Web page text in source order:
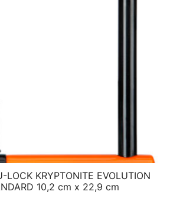
LOCK KRYPTONITE EVOLUTION
10,2 cm x 22,9 cm